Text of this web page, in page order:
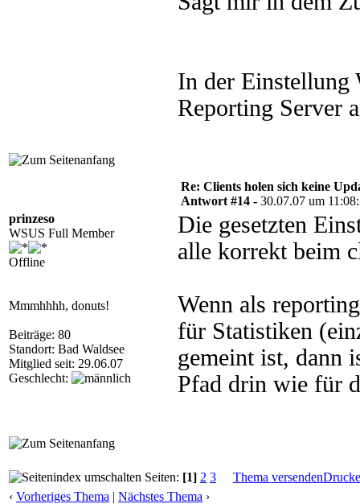
In der Einstellung
Reporting Server
prinzeso
WSUS Full Member
Offline
Mmmhhhh, donuts!
Beiträge: 80
Standort: Bad Waldsee
Mitglied seit: 29.06.07
Geschlecht:
Re: Clients holen sich keine
Antwort #14 - 30.07.07 um
Die gesetzten
alle korrekt beim
Wenn als
für Statistiken
gemeint ist, dann
Pfad drin wie für
Seiten: [1] 2 3 Thema versenden
‹ Vorheriges Thema | Nächstes Thema ›